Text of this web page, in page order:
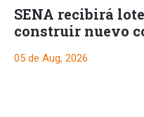
SENA recibirá
construir nuevo
05 de Aug, 2026